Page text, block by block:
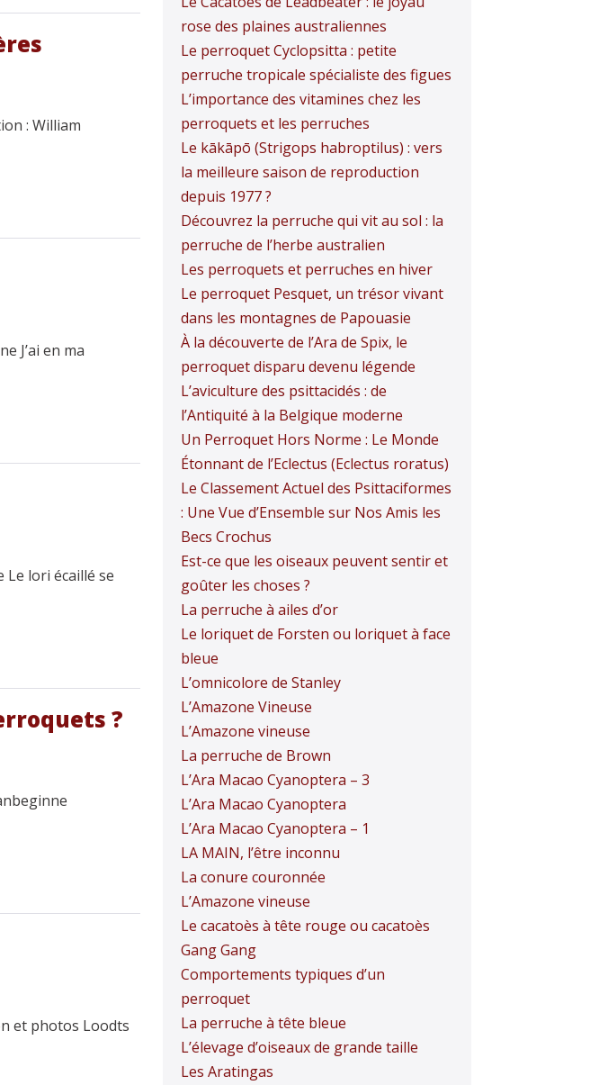
: William
J’ai en ma
Le lori écaillé se
?
et photos Loodts
rose des plaines australiennes
Le perroquet Cyclopsitta : petite
perruche tropicale spécialiste des figues
L’importance des vitamines chez les
perroquets et les perruches
Le kākāpō (Strigops habroptilus) : vers
la meilleure saison de reproduction
depuis 1977 ?
Découvrez la perruche qui vit au sol : la
perruche de l’herbe australien
Les perroquets et perruches en hiver
Le perroquet Pesquet, un trésor vivant
dans les montagnes de Papouasie
À la découverte de l’Ara de Spix, le
perroquet disparu devenu légende
L’aviculture des psittacidés : de
l’Antiquité à la Belgique moderne
Un Perroquet Hors Norme : Le Monde
Étonnant de l’Eclectus (Eclectus roratus)
Le Classement Actuel des Psittaciformes
: Une Vue d’Ensemble sur Nos Amis les
Becs Crochus
Est-ce que les oiseaux peuvent sentir et
goûter les choses ?
La perruche à ailes d’or
Le loriquet de Forsten ou loriquet à face
bleue
L’omnicolore de Stanley
L’Amazone Vineuse
L’Amazone vineuse
La perruche de Brown
L’Ara Macao Cyanoptera – 3
L’Ara Macao Cyanoptera
L’Ara Macao Cyanoptera – 1
LA MAIN, l’être inconnu
La conure couronnée
L’Amazone vineuse
Le cacatoès à tête rouge ou cacatoès
Gang Gang
Comportements typiques d’un
perroquet
La perruche à tête bleue
L’élevage d’oiseaux de grande taille
Les Aratingas